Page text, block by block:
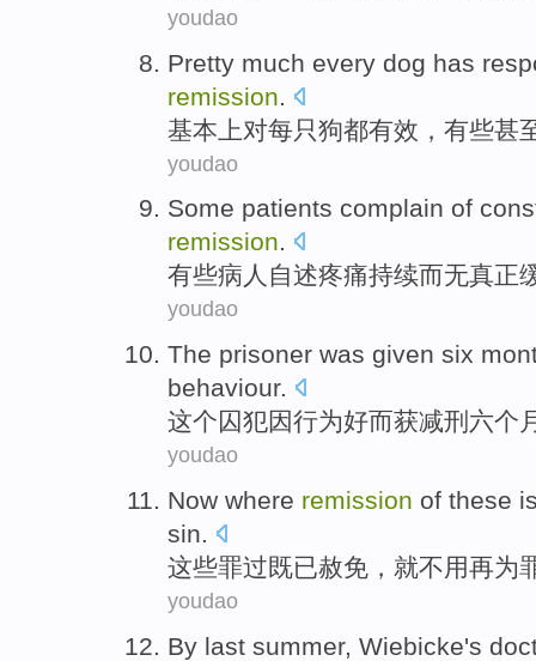
youdao
Pretty much every dog has
remission
基本上对每只狗都有效 ， 有些甚
youdao
Some patients complain of
remission.
有些病人 自述疼痛持续而无真正
youdao
The prisoner was given six
behaviour.
这个囚犯因行为好而获减刑 六个
youdao
Now where remission of these
sin.
这些罪过既已赦免， 就不用再为
youdao
By last summer, Wiebicke's